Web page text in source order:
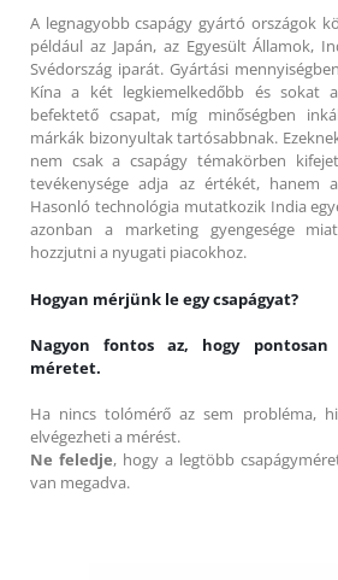
A legnagyobb csapágy gyártó országok
például az Japán, az Egyesült Államok,
Svédország iparát. Gyártási
Kína a két legkiemelkedőbb és sokat
befektető csapat, míg minőségben
márkák bizonyultak tartósabbnak.
nem csak a csapágy témakörben
tevékenysége adja az értékét, hanem
Hasonló technológia mutatkozik India
azonban a marketing gyengesége
hozzjutni a nyugati piacokhoz.
Hogyan mérjünk le egy csapágyat?
Nagyon fontos az, hogy pontosan
méretet.
Ha nincs tolómérő az sem probléma,
elvégezheti a mérést.
Ne feledje, hogy a legtöbb
van megadva.